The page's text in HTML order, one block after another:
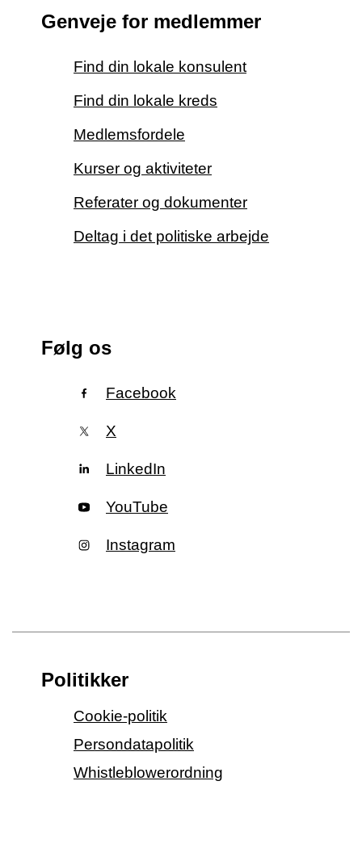
Genveje for medlemmer
Find din lokale konsulent
Find din lokale kreds
Medlemsfordele
Kurser og aktiviteter
Referater og dokumenter
Deltag i det politiske arbejde
Følg os
Facebook
X
LinkedIn
YouTube
Instagram
Politikker
Cookie-politik
Persondatapolitik
Whistleblowerordning